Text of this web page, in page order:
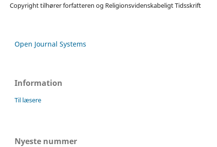
Copyright tilhører forfatteren og Religionsvidenskabeligt Tidsskrift
Open Journal Systems
Information
Til læsere
Nyeste nummer